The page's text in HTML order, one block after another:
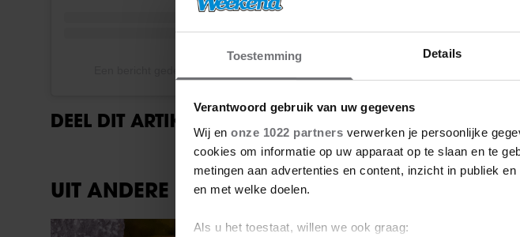
Toestemming Details
Verantwoord gebruik van uw gegevens
Wij en onze 1022 partners verwerken je persoonlijke
cookies om informatie op uw apparaat op te slaan en te
metingen aan advertenties en content, inzicht in publiek
en met welke doelen.
Als u het toestaat, willen we ook graag:
DEEL DIT ARTIKEL OP SOCIAL MEDIA!
UIT ANDERE MEDIA
Party